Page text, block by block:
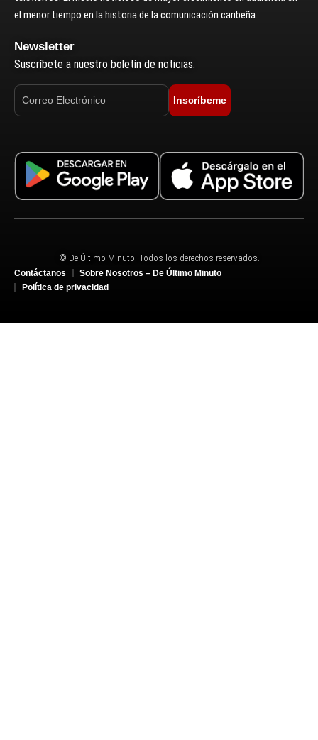
el menor tiempo en la historia de la comunicación caribeña.
Newsletter
Suscríbete a nuestro boletín de noticias.
Inscríbeme
© De Último Minuto. Todos los derechos reservados.
Contáctanos
Sobre Nosotros – De Último Minuto
Política de privacidad